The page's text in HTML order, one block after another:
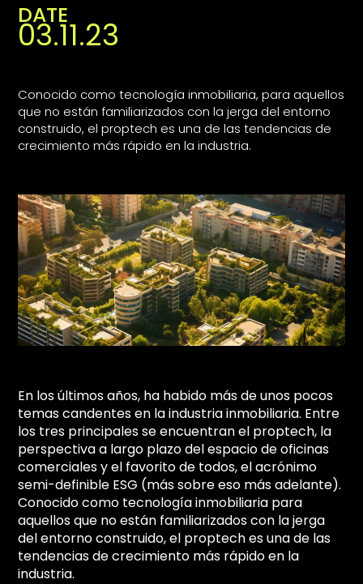
DATE
03.11.23
Conocido como tecnología inmobiliaria, para aquellos
que no están familiarizados con la jerga del entorno
construido, el proptech es una de las tendencias de
crecimiento más rápido en la industria.
En los últimos años, ha habido más de unos pocos
temas candentes en la industria inmobiliaria. Entre
los tres principales se encuentran el proptech, la
perspectiva a largo plazo del espacio de oficinas
comerciales y el favorito de todos, el acrónimo
semi-definible ESG (más sobre eso más adelante).
Conocido como tecnología inmobiliaria para
aquellos que no están familiarizados con la jerga
del entorno construido, el proptech es una de las
tendencias de crecimiento más rápido en la
industria.